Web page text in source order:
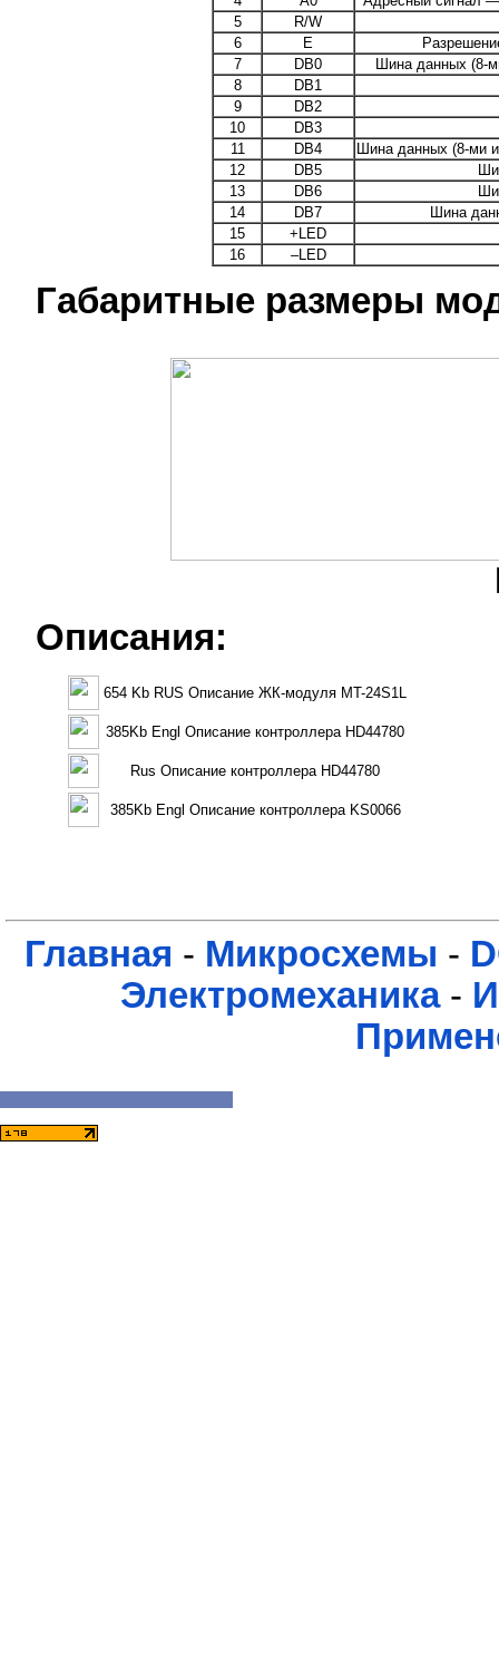
5
R/W
6
E
7
DB0
Шина данных (8-
8
DB1
9
DB2
10
DB3
11
DB4
Шина данных (8-ми
12
DB5
13
DB6
14
DB7
Шина
15
+LED
16
–LED
Габаритные размеры
Описания:
654 Kb RUS Описание ЖК-модуля MT-24S1L
385Kb Engl Описание контроллера HD44780
Rus Описание контроллера HD44780
385Kb Engl Описание контроллера KS0066
Главная - Микросхемы -
Электромеханика-